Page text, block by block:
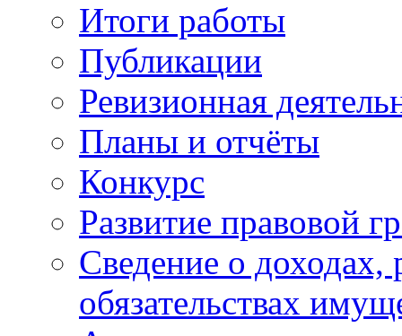
Итоги работы
Публикации
Ревизионная
Планы и отчёты
Конкурс
Развитие правовой
Сведение о доходах,
обязательствах